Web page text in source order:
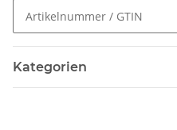
Kategorien